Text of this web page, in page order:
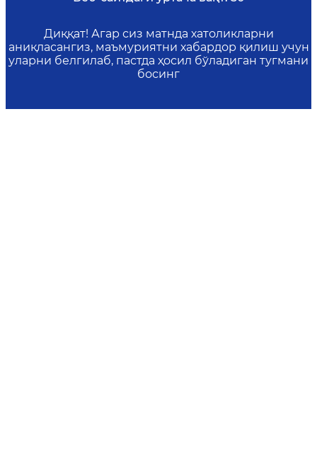
Диққат! Агар сиз матнда хатоликларни
аниқласангиз, маъмуриятни хабардор қилиш учун
уларни белгилаб, пастда ҳосил бўладиган тугмани
босинг